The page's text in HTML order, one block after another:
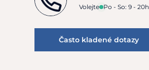
Volejte Po - So: 9 - 20h
Často kladené dotazy